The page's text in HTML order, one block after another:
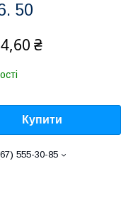
50
₴
Купити
555-30-85